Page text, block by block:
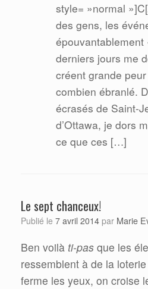
style= »normal
des gens, les
épouvantablement
derniers jours me
créent grande
combien ébranlé.
écrasés de Saint-
d’Ottawa, je dors
ce que ces […]
Le sept chanceux!
Publié le 7 avril 2014 par Marie
Ben voilà ti-pas que les
ressemblent à de la
ferme les yeux, on croise